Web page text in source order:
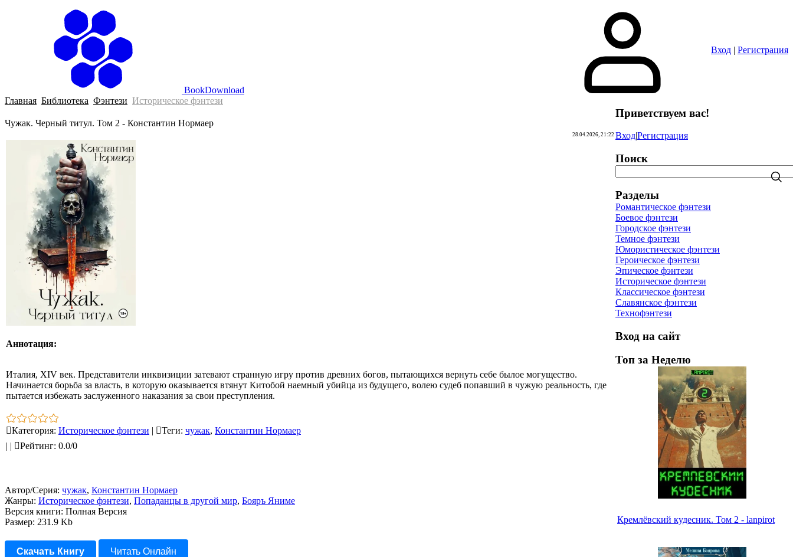
BookDownload
Вход | Регистрация
Главная Библиотека Фэнтези Историческое фэнтези
Чужак. Черный титул. Том 2 - Константин Нормаер
28.04.2026, 21:22
Аннотация:
Италия, XIV век. Представители инквизиции затевают странную игру против древних богов, пытающихся вернуть себе былое могущество.
Начинается борьба за власть, в которую оказывается втянут Китобой наемный убийца из будущего, волею судеб попавший в чужую реальность, где
пытается избежать заслуженного наказания за свои преступления.
Категория: Историческое фэнтези | Теги: чужак, Константин Нормаер
| | Рейтинг: 0.0/0
Автор/Серия: чужак, Константин Нормаер
Жанры: Историческое фэнтези, Попаданцы в другой мир, Бояръ Яниме
Версия книги: Полная Версия
Размер: 231.9 Kb
Скачать Книгу Читать Онлайн
Приветствуем вас!
Вход|Регистрация
Поиск
Разделы
Романтическое фэнтези
Боевое фэнтези
Городское фэнтези
Темное фэнтези
Юмористическое фэнтези
Героическое фэнтези
Эпическое фэнтези
Историческое фэнтези
Классическое фэнтези
Славянское фэнтези
Технофэнтези
Вход на сайт
Топ за Неделю
Кремлёвский кудесник. Том 2 - lanpirot